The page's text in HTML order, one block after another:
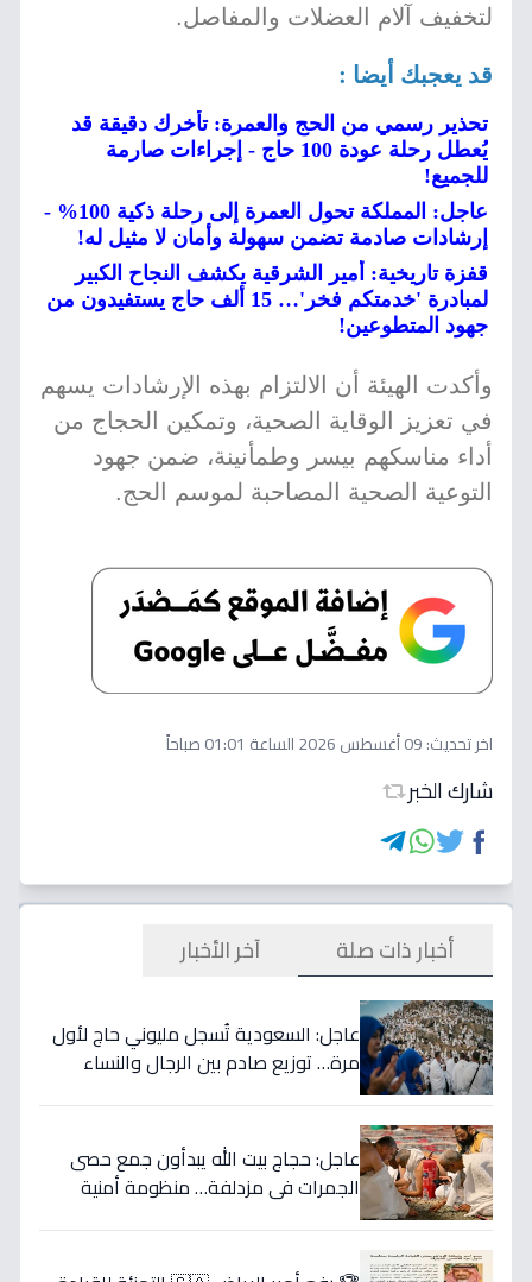
لتخفيف آلام العضلات والمفاصل.
قد يعجبك أيضا :
تحذير رسمي من الحج والعمرة: تأخرك دقيقة قد
يُعطل رحلة عودة 100 حاج - إجراءات صارمة
للجميع!
عاجل: المملكة تحول العمرة إلى رحلة ذكية 100% -
إرشادات صادمة تضمن سهولة وأمان لا مثيل له!
قفزة تاريخية: أمير الشرقية يكشف النجاح الكبير
لمبادرة 'خدمتكم فخر'… 15 ألف حاج يستفيدون من
جهود المتطوعين!
وأكدت الهيئة أن الالتزام بهذه الإرشادات يسهم
في تعزيز الوقاية الصحية، وتمكين الحجاج من
أداء مناسكهم بيسر وطمأنينة، ضمن جهود
التوعية الصحية المصاحبة لموسم الحج.
اخر تحديث:09 أغسطس 2026 الساعة 01:01 صباحاً
شارك الخبر
أخبار ذات صلة آخر الأخبار
عاجل: السعودية تُسجل مليوني حاج لأول
مرة… توزيع صادم بين الرجال والنساء
عاجل: حجاج بيت الله يبدأون جمع حصى
الجمرات في مزدلفة… منظومة أمنية